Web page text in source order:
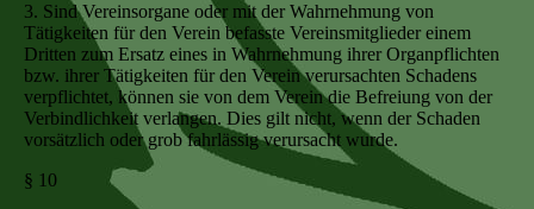
3. Sind Vereinsorgane oder mit der Wahrnehmung von
Tätigkeiten für den Verein befasste Vereinsmitglieder einem
Dritten zum Ersatz eines in Wahrnehmung ihrer Organpflichten
bzw. ihrer Tätigkeiten für den Verein verursachten Schadens
verpflichtet, können sie von dem Verein die Befreiung von der
Verbindlichkeit verlangen. Dies gilt nicht, wenn der Schaden
vorsätzlich oder grob fahrlässig verursacht wurde.
§ 10